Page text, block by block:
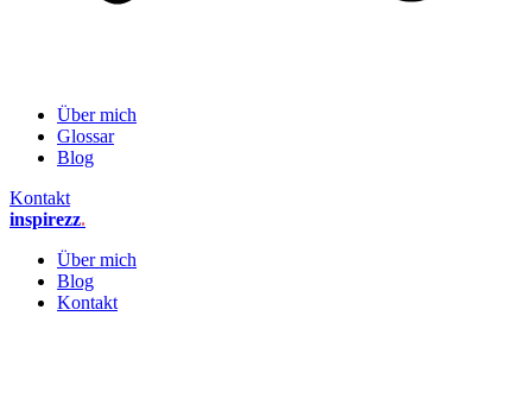
Über mich
Glossar
Blog
Kontakt
inspirezz.
Über mich
Blog
Kontakt